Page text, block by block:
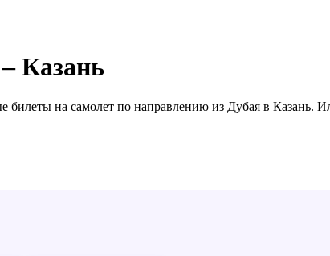
Казань
билеты на самолет по направлению из Дубая в Казань.